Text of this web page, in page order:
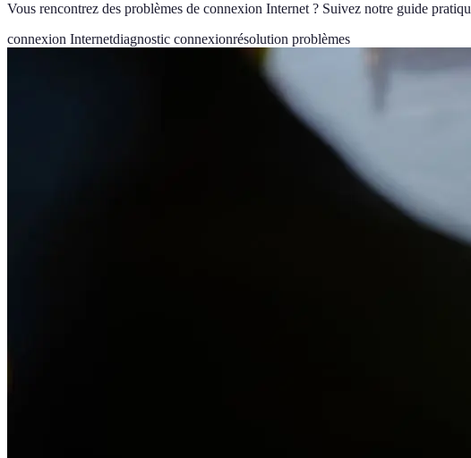
Vous rencontrez des problèmes de connexion Internet ? Suivez notre guide
connexion Internetdiagnostic connexionrésolution problèmes